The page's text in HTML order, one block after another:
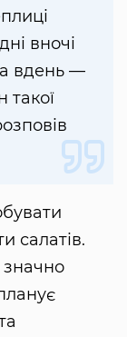
вночі
а вдень —
такої
салатів.
значно